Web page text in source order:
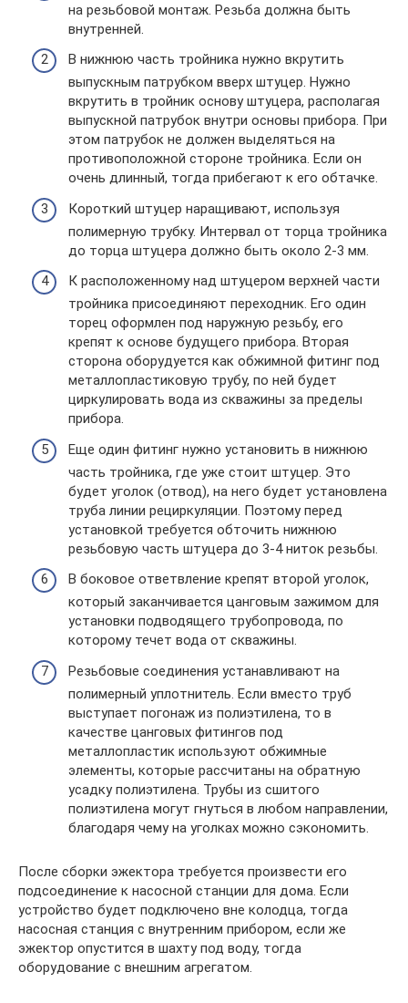
на резьбовой монтаж. Резьба должна быть
внутренней.
В нижнюю часть тройника нужно вкрутить
выпускным патрубком вверх штуцер. Нужно
вкрутить в тройник основу штуцера, располагая
выпускной патрубок внутри основы прибора. При
этом патрубок не должен выделяться на
противоположной стороне тройника. Если он
очень длинный, тогда прибегают к его обтачке.
Короткий штуцер наращивают, используя
полимерную трубку. Интервал от торца тройника
до торца штуцера должно быть около 2-3 мм.
К расположенному над штуцером верхней части
тройника присоединяют переходник. Его один
торец оформлен под наружную резьбу, его
крепят к основе будущего прибора. Вторая
сторона оборудуется как обжимной фитинг под
металлопластиковую трубу, по ней будет
циркулировать вода из скважины за пределы
прибора.
Еще один фитинг нужно установить в нижнюю
часть тройника, где уже стоит штуцер. Это
будет уголок (отвод), на него будет установлена
труба линии рециркуляции. Поэтому перед
установкой требуется обточить нижнюю
резьбовую часть штуцера до 3-4 ниток резьбы.
В боковое ответвление крепят второй уголок,
который заканчивается цанговым зажимом для
установки подводящего трубопровода, по
которому течет вода от скважины.
Резьбовые соединения устанавливают на
полимерный уплотнитель. Если вместо труб
выступает погонаж из полиэтилена, то в
качестве цанговых фитингов под
металлопластик используют обжимные
элементы, которые рассчитаны на обратную
усадку полиэтилена. Трубы из сшитого
полиэтилена могут гнуться в любом направлении,
благодаря чему на уголках можно сэкономить.
После сборки эжектора требуется произвести его
подсоединение к насосной станции для дома. Если
устройство будет подключено вне колодца, тогда
насосная станция с внутренним прибором, если же
эжектор опустится в шахту под воду, тогда
оборудование с внешним агрегатом.